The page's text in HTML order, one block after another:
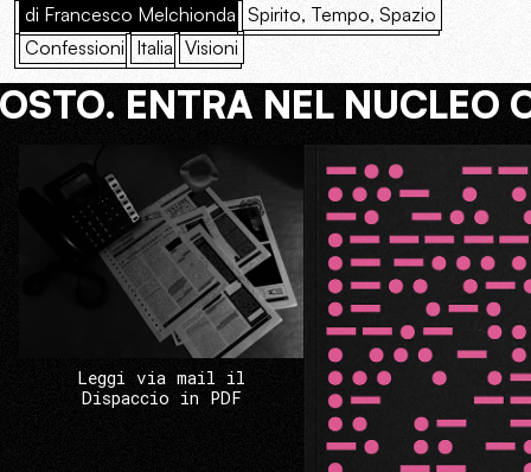
di Francesco Melchionda Spirito, Tempo, Spazio
Confessioni Italia Visioni
ENTRA NEL NUCLEO
Leggi via mail il
Dispaccio in PDF